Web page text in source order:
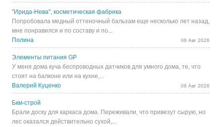
"Ирида-Нева", косметическая фабрика
Попробовала медный оттеночный бальзам еще несколько лет назад,
мне понравился и по составу и по...
Полина
06 Авг 2026
Элементы питания GP
У меня дома куча беспроводных датчиков для умного дома, те, что
стоят на балконе или на кухне,...
Валерий Куценко
06 Авг 2026
Бкм-строй
Брали доску для каркаса дома. Переживали, что привезут сырую, но
лес оказался действительно сухой,...